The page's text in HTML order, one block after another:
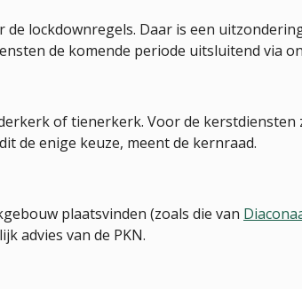
lockdownregels. Daar is een
de komende periode uitsluitend via
of tienerkerk. Voor de
de enige keuze, meent de kernraad.
plaatsvinden (zoals die van
advies van de PKN.